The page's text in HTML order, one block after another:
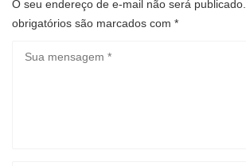
O seu endereço de e-mail não será publicado.
obrigatórios são marcados com *